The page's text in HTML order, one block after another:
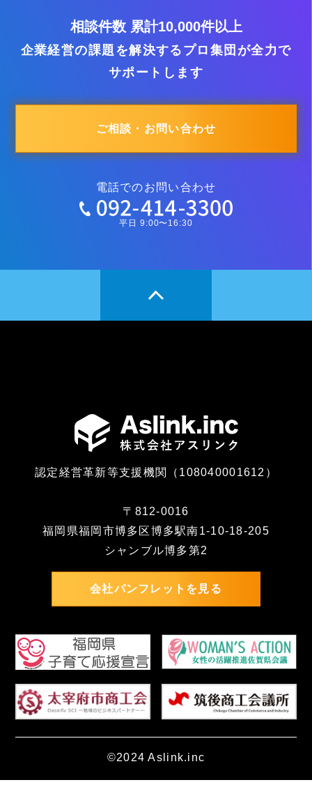
相談件数 累計10,000件以上
企業経営の課題を解決するプロ集団が全力で
サポートします
ご相談・お問い合わせ
電話でのお問い合わせ
平日 9:00〜16:30
認定経営革新等支援機関（108040001612）
〒812-0016
福岡県福岡市博多区博多駅南1-10-18-205
シャンブル博多第2
会社パンフレットを見る
©2024 Aslink.inc